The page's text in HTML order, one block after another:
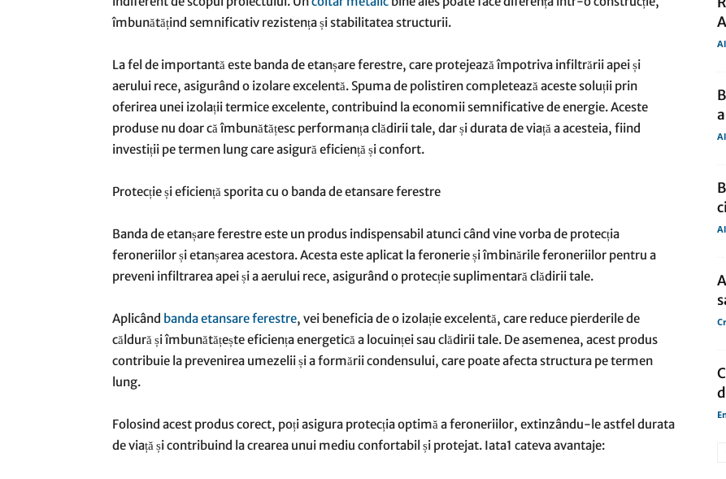
presa
îmbunătățind semnificativ rezistența și stabilitatea structurii.
La fel de importantă este banda de etanșare ferestre, care protejează împotriva infiltrării apei și
aerului rece, asigurând o izolare excelentă. Spuma de polistiren completează aceste soluții prin
oferirea unei izolații termice excelente, contribuind la economii semnificative de energie. Aceste
produse nu doar că îmbunătățesc performanța clădirii tale, dar și durata de viață a acesteia, fiind
investiții pe termen lung care asigură eficiență și confort.
Protecție și eficiență sporita cu o banda de etansare ferestre
Banda de etanșare ferestre este un produs indispensabil atunci când vine vorba de protecția
feroneriilor și etanșarea acestora. Acesta este aplicat la feronerie și îmbinările feroneriilor pentru a
preveni infiltrarea apei și a aerului rece, asigurând o protecție suplimentară clădirii tale.
Aplicând banda etansare ferestre, vei beneficia de o izolație excelentă, care reduce pierderile de
căldură și îmbunătățește eficiența energetică a locuinței sau clădirii tale. De asemenea, acest produs
contribuie la prevenirea umezelii și a formării condensului, care poate afecta structura pe termen
lung.
Folosind acest produs corect, poți asigura protecția optimă a feroneriilor, extinzându-le astfel durata
de viață și contribuind la crearea unui mediu confortabil și protejat. Iata1 cateva avantaje: